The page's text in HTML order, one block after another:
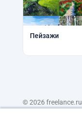
Пейзажи
© 2026 freelance.ru